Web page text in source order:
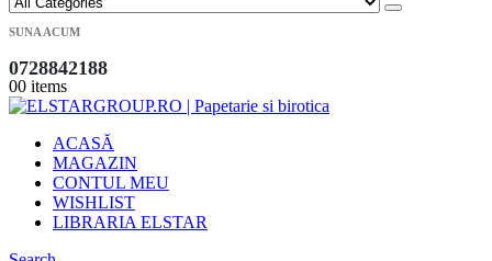
SUNA ACUM
0728842188
00 items
ACASĂ
MAGAZIN
CONTUL MEU
WISHLIST
LIBRARIA ELSTAR